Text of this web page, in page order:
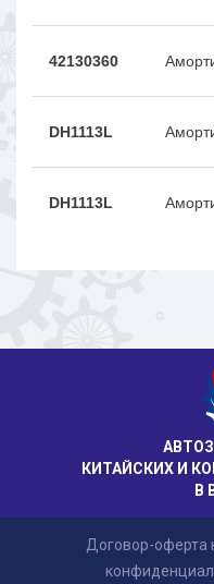
42130360
DH1113L
DH1113L
КИТАЙСКИХ И
В
Договор-оферта